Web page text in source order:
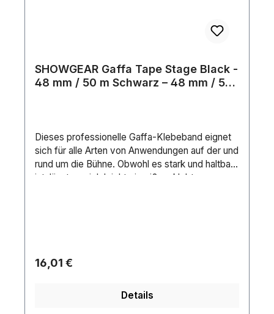
SHOWGEAR Gaffa Tape Stage Black -
48 mm / 50 m Schwarz – 48 mm / 50
Dieses professionelle Gaffa-Klebeband eignet
sich für alle Arten von Anwendungen auf der und
rund um die Bühne. Obwohl es stark und haltbar
ist, lässt es sich leicht einreißen, klebt
Regulärer Preis:
16,01 €
Details